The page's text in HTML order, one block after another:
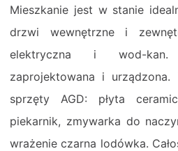
Mieszkanie jest w stanie
drzwi wewnętrzne i
elektryczna i wod-kan.
zaprojektowana i
sprzęty AGD: płyta
piekarnik, zmywarka do
wrażenie czarna lodówka.